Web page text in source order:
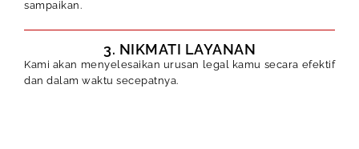
sampaikan.
3. NIKMATI LAYANAN
Kami akan menyelesaikan urusan legal kamu secara efektif
dan dalam waktu secepatnya.